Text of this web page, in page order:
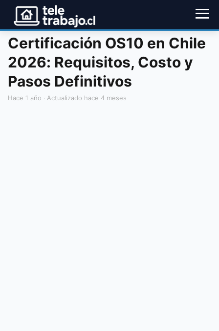
Certificación OS10 en Chile
2026: Requisitos, Costo y
Pasos Definitivos
hace 1 año · Actualizado hace 4 meses